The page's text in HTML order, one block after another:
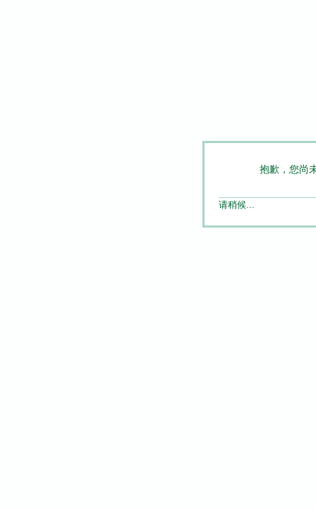
抱歉，您尚
请稍候...